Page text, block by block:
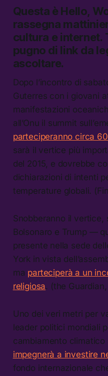
Questa è Hello,
rassegna
cultura e internet.
pugno di link da
ascoltare.
Dopo l’incontro di
Guterres con i giovani
manifestazioni
all’Onu il summit
parteciperanno circa
sarà il vertice più
del 2015, e dovrebbe
dichiarazioni di intenti
temperature globali.
Snobberanno il
Bolsonaro e Trump —
presente nella sede
York in vista
ma parteciperà a un
religiosa. (the
Uno dei veri metri per
leader politici mondiali
cambiamento climatico
impegnerà a investire
fondo internazionale